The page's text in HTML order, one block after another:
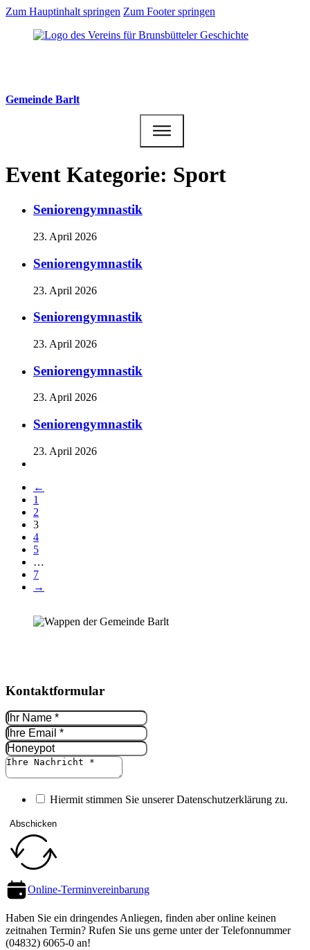
Zum Hauptinhalt springen Zum Footer springen
Gemeinde Barlt
Event Kategorie: Sport
Seniorengymnastik
23. April 2026
Seniorengymnastik
23. April 2026
Seniorengymnastik
23. April 2026
Seniorengymnastik
23. April 2026
Seniorengymnastik
23. April 2026
←
1
2
3
4
5
…
7
→
Kontakt­formular
Hiermit stimmen Sie unserer Datenschutz­erklärung zu.
Abschicken
Online-Termin­vereinbarung
Haben Sie ein dringendes Anliegen, finden aber online keinen
zeitnahen Termin? Rufen Sie uns gerne unter der Telefon­nummer
(04832) 6065-0 an!